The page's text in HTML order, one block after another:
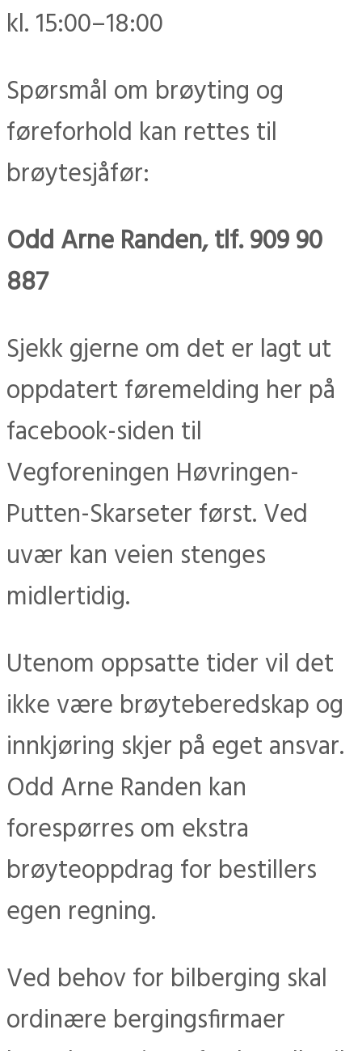
kl. 15:00–18:00
Spørsmål om brøyting og
føreforhold kan rettes til
brøytesjåfør:
Odd Arne Randen, tlf. 909 90
887
Sjekk gjerne om det er lagt ut
oppdatert føremelding her på
facebook-siden til
Vegforeningen Høvringen-
Putten-Skarseter først. Ved
uvær kan veien stenges
midlertidig.
Utenom oppsatte tider vil det
ikke være brøyteberedskap og
innkjøring skjer på eget ansvar.
Odd Arne Randen kan
forespørres om ekstra
brøyteoppdrag for bestillers
egen regning.
Ved behov for bilberging skal
ordinære bergingsfirmaer